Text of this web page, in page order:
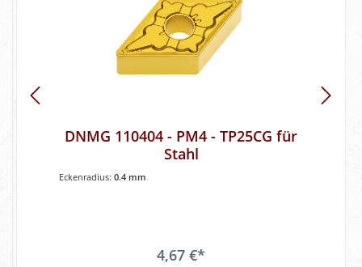
DNMG 110404 - PM4 - TP25CG für
Stahl
Eckenradius: 0.4 mm
4,67 €*